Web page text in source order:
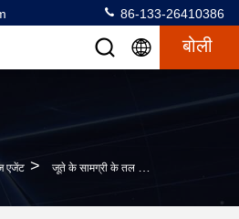
86-133-26410386
बोली
एजेंट > जूते के सामग्री के तल के लिए पानी आधारित मोल्ड रिलीज एजेंट DT-5036